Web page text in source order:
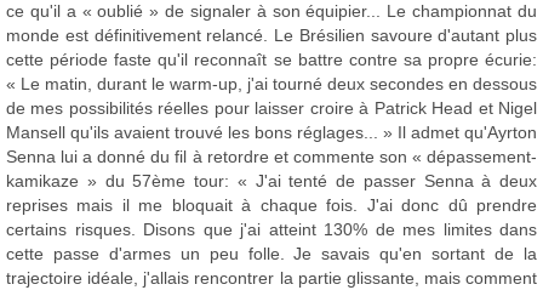
ce qu'il a « oublié » de signaler à son équipier... Le championnat du
monde est définitivement relancé. Le Brésilien savoure d'autant plus
cette période faste qu'il reconnaît se battre contre sa propre écurie:
« Le matin, durant le warm-up, j'ai tourné deux secondes en dessous
de mes possibilités réelles pour laisser croire à Patrick Head et Nigel
Mansell qu'ils avaient trouvé les bons réglages... » Il admet qu'Ayrton
Senna lui a donné du fil à retordre et commente son « dépassement-
kamikaze » du 57ème tour: « J'ai tenté de passer Senna à deux
reprises mais il me bloquait à chaque fois. J'ai donc dû prendre
certains risques. Disons que j'ai atteint 130% de mes limites dans
cette passe d'armes un peu folle. Je savais qu'en sortant de la
trajectoire idéale, j'allais rencontrer la partie glissante, mais comment